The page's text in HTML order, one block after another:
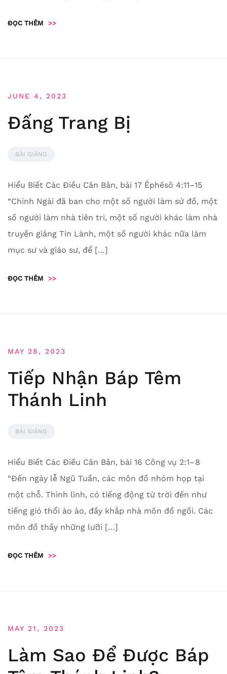
ĐỌC THÊM >>
JUNE 4, 2023
Đấng Trang Bị
BÀI GIẢNG
Hiểu Biết Các Điều Căn Bản, bài 17 Êphêsô 4:11–15
“Chính Ngài đã ban cho một số người làm sứ đồ, một
số người làm nhà tiên tri, một số người khác làm nhà
truyền giảng Tin Lành, một số người khác nữa làm
mục sư và giáo sư, để […]
ĐỌC THÊM >>
MAY 28, 2023
Tiếp Nhận Báp Têm
Thánh Linh
BÀI GIẢNG
Hiểu Biết Các Điều Căn Bản, bài 16 Công vụ 2:1–8
“Đến ngày lễ Ngũ Tuần, các môn đồ nhóm họp tại
một chỗ. Thình lình, có tiếng động từ trời đến như
tiếng gió thổi ào ào, đầy khắp nhà môn đồ ngồi. Các
môn đồ thấy những lưỡi […]
ĐỌC THÊM >>
MAY 21, 2023
Làm Sao Để Được Báp